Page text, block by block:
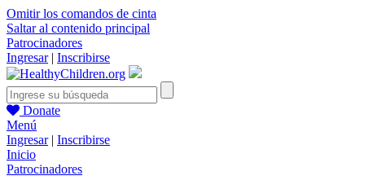
Omitir los comandos de cinta
Saltar al contenido principal
Patrocinadores
Ingresar| Inscribirse
Donate
Menú
Ingresar| Inscribirse
Inicio
Patrocinadores